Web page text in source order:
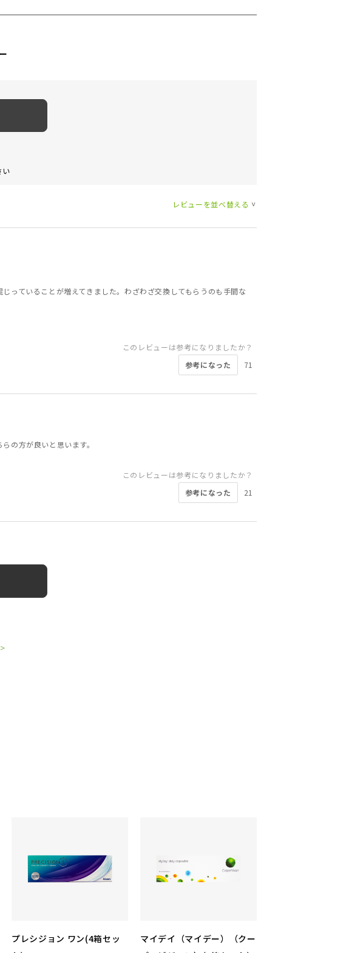
い
レビューを並べ替える >
っていることが増えてきました。わざわざ交換してもらうのも手間な
このレビューは参考になりましたか？
参考になった
71
の方が良いと思います。
このレビューは参考になりましたか？
参考になった
21
>
プレシジョン ワン(4箱セッ
マイデイ（マイデー）（クー